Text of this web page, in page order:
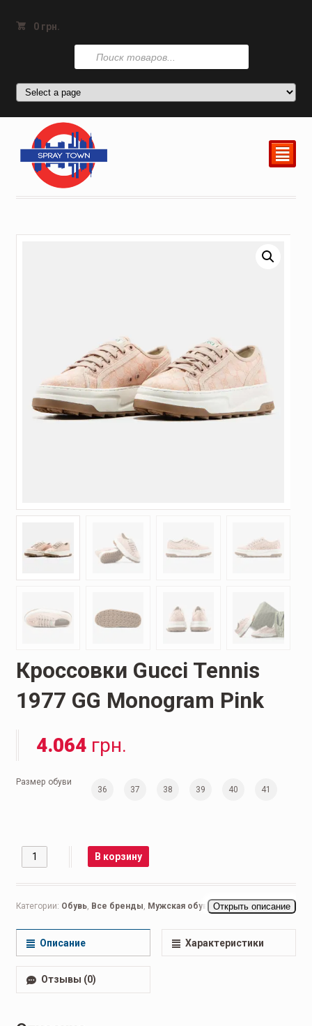
0 грн.
Поиск
товаров
²
Кроссовки Gucci Tennis
1977 GG Monogram Pink
4.064 грн.
Размер обуви
36 37 38 39 40 41
Количество В корзину
Категории: Обувь, Все бренды Мужская обувь ,Кеды мужские,
Открыть описание
Описание Характеристики
Отзывы (0)